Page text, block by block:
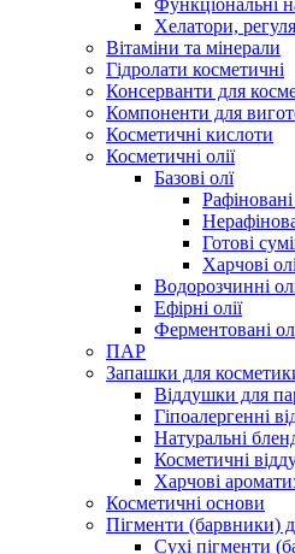
Функціональні
Хелатори,
Вітаміни та мінерали
Гідролати косметичні
Консерванти для
Компоненти для
Косметичні кислоти
Косметичні олії
Базові олї
Рафіновані
Готові
Харчові
Водорозчинні
Ефірні олії
Ферментовані
ПАР
Запашки для
Віддушки для
Гіпоалергенні
Натуральні
Косметичні
Харчові
Косметичні основи
Пігменти (барвники)
Сухі пігменти